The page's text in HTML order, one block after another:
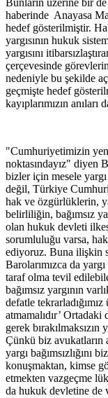
Bunların üzerine bir
haberinde Anayasa
hedef gösterilmiştir.
yargısının hukuk
yargısını
çerçevesinde
nedeniyle bu şekilde
geçmişte hedef
kayıplarımızın
"Cumhuriyetimizin
noktasındayız" diyen
bizler için mesele
değil, Türkiye
hak ve özgürlüklerin,
belirliliğin, bağımsız
olan hukuk devleti
sorumluluğu varsa,
ediyoruz. Buna ilişkin
Barolarımızca da
taraf olma tevil
bağımsız yargının
defatle
atmamalıdır’
gerek
Çünkü biz avukatların
yargı bağımsızlığını
konuşmaktan, kimse
etmekten vazgeçme
da hukuk devletine de